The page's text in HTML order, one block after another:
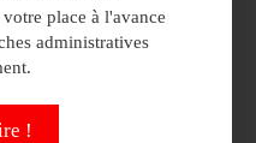
votre place à l'avance
administratives
!